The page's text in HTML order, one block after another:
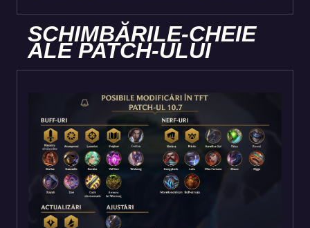
SCHIMBĂRILE-CHEIE
ALE PATCH-ULUI